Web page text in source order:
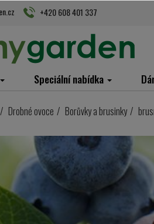
+420 608 401 337
Speciální nabídka
Drobné ovoce Borůvky a brusinky